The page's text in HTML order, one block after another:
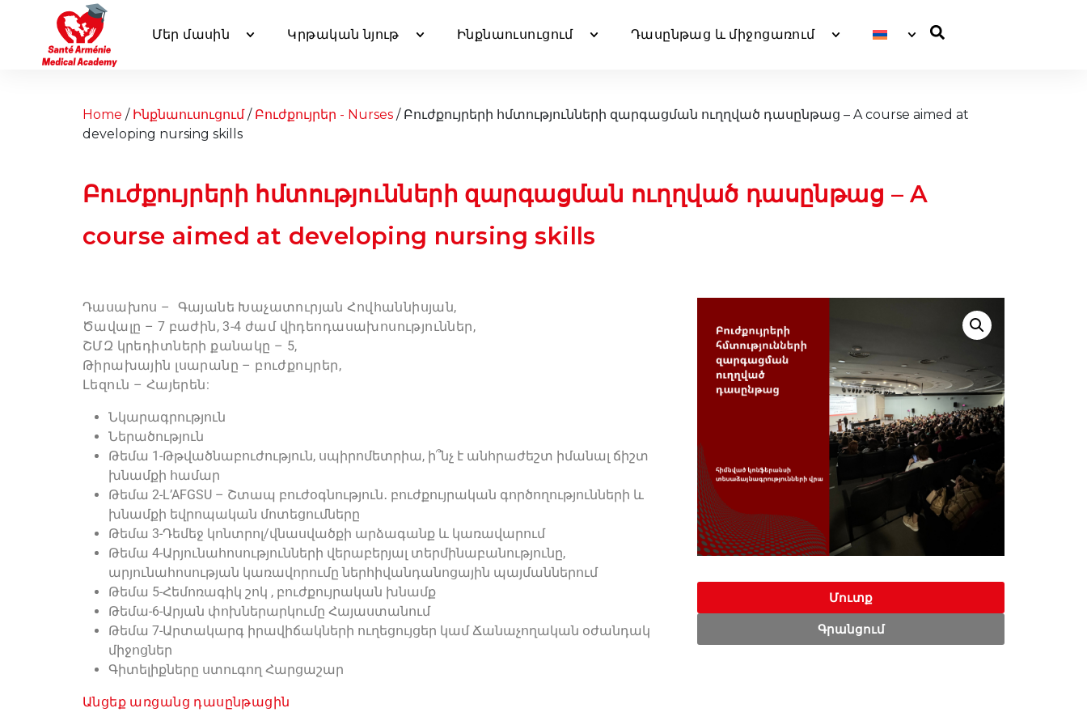
Մեր մասին Կրթական նյութ Ինքնաուսուցում Դասընթաց և միջոցառում
Home / Ինքնաուսուցում/ Բուժքույրեր - Nurses / Բուժքույրերի հմտությունների զարգացման ուղղված դասընթաց – A course aimed at
developing nursing skills
Բուժքույրերի հմտությունների զարգացման ուղղված դասընթաց – A
course aimed at developing nursing skills
Դասախոս – Գայանե Խաչատուրյան Հովհաննիսյան,
Ծավալը – 7 բաժին, 3-4 ժամ վիդեոդասախոսություններ,
ՇՄԶ կրեդիտների քանակը – 5,
Թիրախային լսարանը – բուժքույրեր,
Լեզուն – Հայերեն:
Նկարագրություն
Ներածություն
Թեմա 1-Թթվածնաբուժություն, սպիրոմետրիա, ի՞նչ է անհրաժեշտ իմանալ ճիշտ
խնամքի համար
Թեմա 2-L’AFGSU – Շտապ բուժօգնություն․ բուժքույրական գործողությունների և
խնամքի եվրոպական մոտեցումները
Թեմա 3-Դեմեջ կոնտրոլ/վնասվածքի արձագանք և կառավարում
Թեմա 4-Արյունահոսությունների վերաբերյալ տերմինաբանությունը,
արյունահոսության կառավորումը ներհիվանդանոցային պայմաններում
Թեմա 5-Հեմոռագիկ շոկ , բուժքույրական խնամք
Թեմա-6-Արյան փոխներարկումը Հայաստանում
Թեմա 7-Արտակարգ իրավիճակների ուղեցույցեր կամ Ճանաչողական օժանդակ
միջոցներ
Գիտելիքները ստուգող Հարցաշար
Անցեք առցանց դասընթացին
Մուտք
Գրանցում